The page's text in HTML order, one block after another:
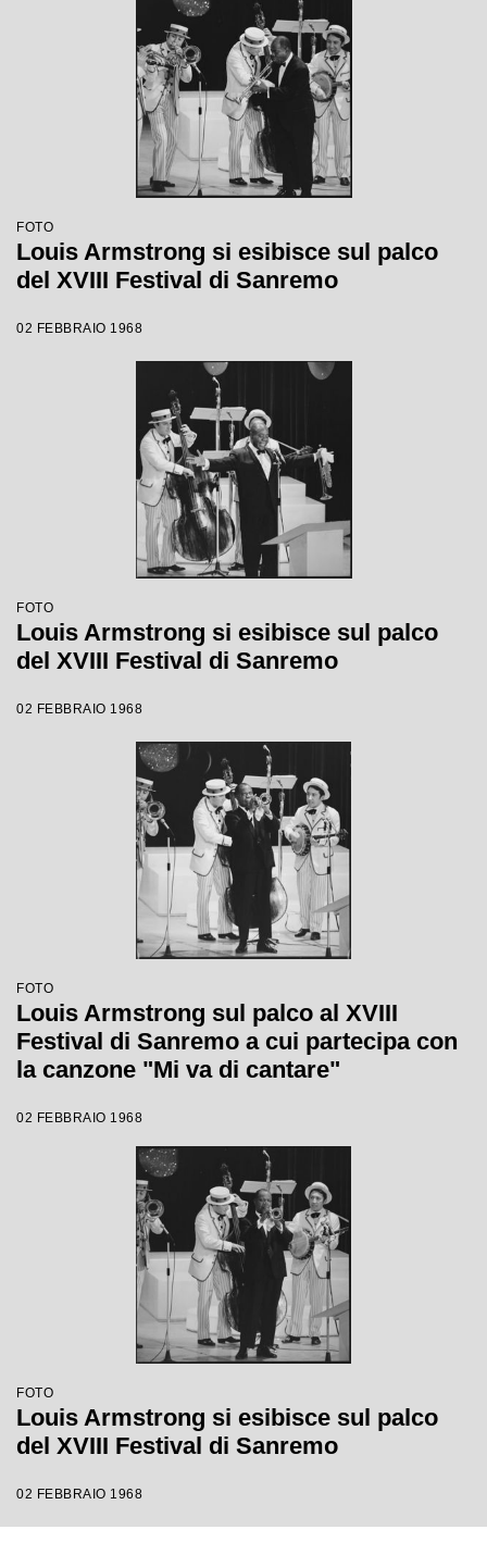
FOTO
Louis Armstrong si esibisce sul palco
del XVIII Festival di Sanremo
02 FEBBRAIO 1968
FOTO
Louis Armstrong si esibisce sul palco
del XVIII Festival di Sanremo
02 FEBBRAIO 1968
FOTO
Louis Armstrong sul palco al XVIII
Festival di Sanremo a cui partecipa con
la canzone "Mi va di cantare"
02 FEBBRAIO 1968
FOTO
Louis Armstrong si esibisce sul palco
del XVIII Festival di Sanremo
02 FEBBRAIO 1968